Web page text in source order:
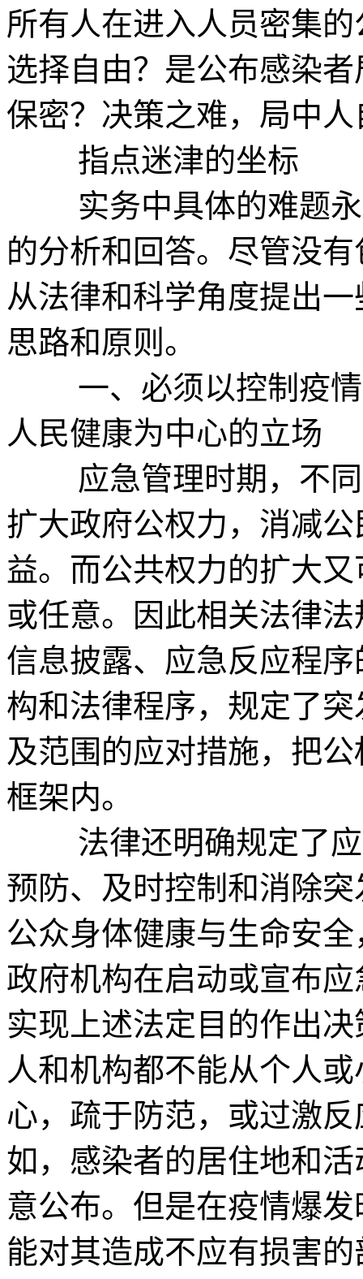
所有人在进入人员密集
选择自由？是公布感染
保密？决策之难，局中人
指点迷津的坐标
实务中具体的难题永
的分析和回答。尽管没
从法律和科学角度提出
思路和原则。
一、必须以控制疫情
人民健康为中心的立场
应急管理时期，不同
扩大政府公权力，消减
益。而公共权力的扩大
或任意。因此相关法律
信息披露、应急反应程
构和法律程序，规定了
及范围的应对措施，把
框架内。
法律还明确规定了应
预防、及时控制和消除
公众身体健康与生命安
政府机构在启动或宣布
实现上述法定目的作出
人和机构都不能从个人
心，疏于防范，或过激
如，感染者的居住地和
意公布。但是在疫情爆
能对其造成不应有损害